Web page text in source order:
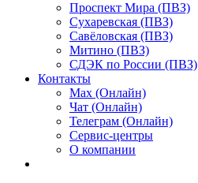
Проспект Мира (ПВЗ)
Сухаревская (ПВЗ)
Савёловская (ПВЗ)
Митино (ПВЗ)
СДЭК по России (ПВЗ)
Контакты
Max (Онлайн)
Чат (Онлайн)
Телеграм (Онлайн)
Сервис-центры
О компании